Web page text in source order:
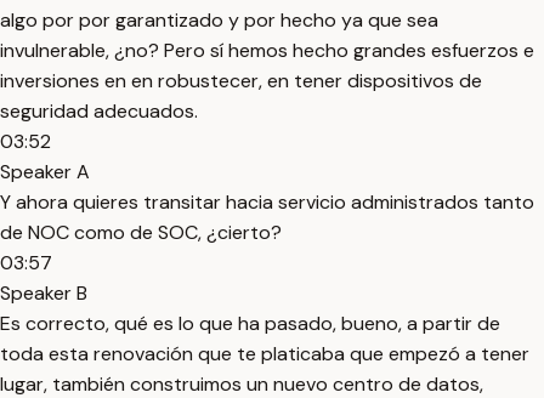
algo por por garantizado y por hecho ya que sea
invulnerable, ¿no? Pero sí hemos hecho grandes esfuerzos e
inversiones en en robustecer, en tener dispositivos de
seguridad adecuados.
03:52
Speaker A
Y ahora quieres transitar hacia servicio administrados tanto
de NOC como de SOC, ¿cierto?
03:57
Speaker B
Es correcto, qué es lo que ha pasado, bueno, a partir de
toda esta renovación que te platicaba que empezó a tener
lugar, también construimos un nuevo centro de datos,